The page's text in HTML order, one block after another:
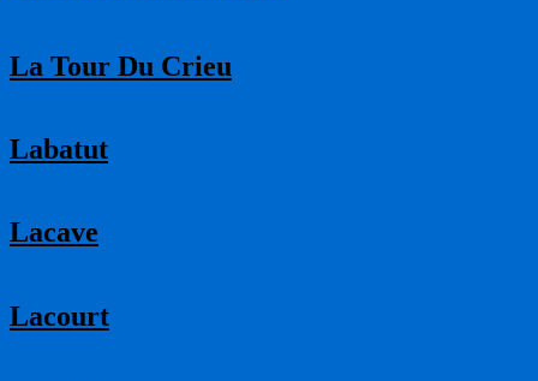
La Tour Du Crieu
Labatut
Lacave
Lacourt